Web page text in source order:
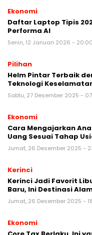
Ekonomi
Daftar Laptop Tipis
Performa AI
Senin, 12 Januari 2026 -
Pilihan
Helm Pintar Terbaik
Teknologi
Sabtu, 27 Desember 2025 -
Ekonomi
Cara Mengajarkan
Uang Sesuai Tahap
Jumat, 26 Desember 2025 -
Kerinci
Kerinci Jadi Favorit
Baru, Ini Destinasi
Jumat, 26 Desember 2025 -
Ekonomi